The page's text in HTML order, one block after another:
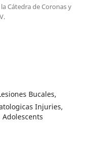
Cátedra de Coronas y
Bucales,
Injuries,